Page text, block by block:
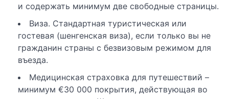
и содержать минимум две свободные страницы.
Виза. Стандартная туристическая или
гостевая (шенгенская виза), если только вы не
гражданин страны с безвизовым режимом для
въезда.
Медицинская страховка для путешествий –
минимум €30 000 покрытия, действующая во